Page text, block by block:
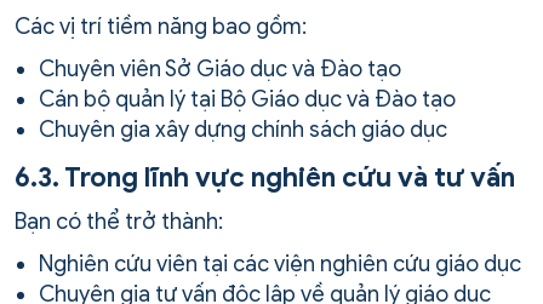
Các vị trí tiềm năng bao gồm:
Chuyên viên Sở Giáo dục và Đào tạo
Cán bộ quản lý tại Bộ Giáo dục và Đào tạo
Chuyên gia xây dựng chính sách giáo dục
6.3. Trong lĩnh vực nghiên cứu và tư vấn
Bạn có thể trở thành:
Nghiên cứu viên tại các viện nghiên cứu giáo dục
Chuyên gia tư vấn độc lập về quản lý giáo dục